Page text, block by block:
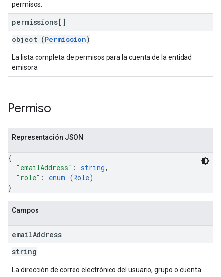
permisos.
permissions[]
object (Permission)
La lista completa de permisos para la cuenta de la entidad
emisora.
Permiso
Representación JSON
{
"emailAddress" : string,
"role" : enum (Role)
}
Campos
emailAddress
string
La dirección de correo electrónico del usuario, grupo o cuenta